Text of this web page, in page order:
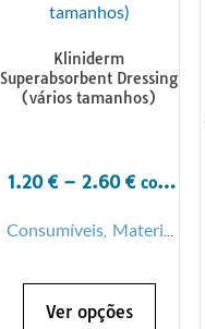
Kliniderm
Superabsorbent Dressing
(vários tamanhos)
1.20 € – 2.60 € com
IVA
Consumíveis Material
Ver opções